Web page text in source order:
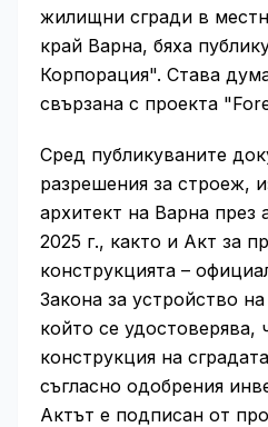
жилищни сгради в
край Варна, бяха
Корпорация". Става
свързана с проекта
Сред публикуваните
разрешения за строеж,
архитект на Варна през
2025 г., както и Акт за
конструкцията –
Закона за устройство
който се удостоверява,
конструкция на
съгласно одобрения
Актът е подписан от